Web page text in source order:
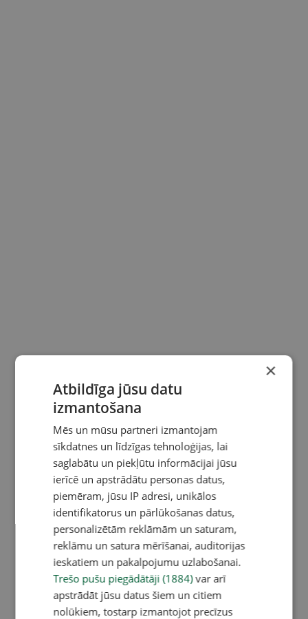
×
Atbildīga jūsu datu
izmantošana
Mēs un mūsu partneri izmantojam
sīkdatnes un līdzīgas tehnoloģijas, lai
saglabātu un piekļūtu informācijai jūsu
ierīcē un apstrādātu personas datus,
piemēram, jūsu IP adresi, unikālos
identifikatorus un pārlūkošanas datus,
personalizētām reklāmām un saturam,
reklāmu un satura mērīšanai, auditorijas
ieskatiem un pakalpojumu uzlabošanai.
Trešo pušu piegādātāji (1884)var arī
apstrādāt jūsu datus šiem un citiem
nolūkiem, tostarp izmantojot precīzus